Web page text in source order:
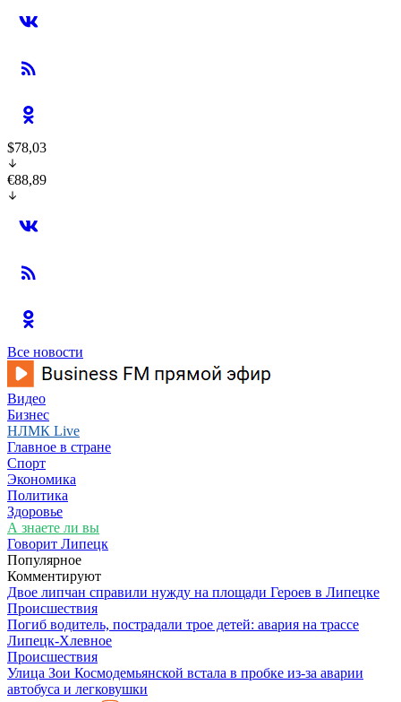
$78,03
€88,89
Все новости
Видео
Бизнес
НЛМК Live
Главное в стране
Спорт
Экономика
Политика
Здоровье
А знаете ли вы
Говорит Липецк
Популярное
Комментируют
Двое липчан справили нужду на площади Героев в Липецке
Происшествия
Погиб водитель, пострадали трое детей: авария на трассе
Липецк-Хлевное
Происшествия
Улица Зои Космодемьянской встала в пробке из-за аварии
автобуса и легковушки